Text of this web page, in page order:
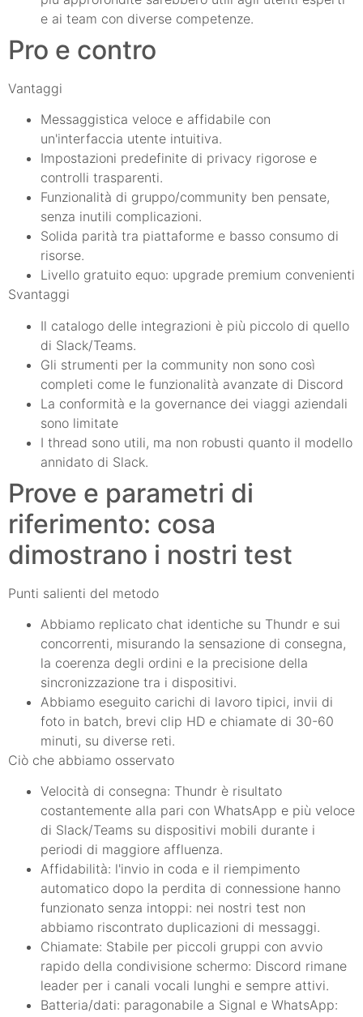
e ai team con diverse competenze.
Pro e contro
Vantaggi
Messaggistica veloce e affidabile con
un'interfaccia utente intuitiva.
Impostazioni predefinite di privacy rigorose e
controlli trasparenti.
Funzionalità di gruppo/community ben pensate,
senza inutili complicazioni.
Solida parità tra piattaforme e basso consumo di
risorse.
Livello gratuito equo: upgrade premium convenienti
Svantaggi
Il catalogo delle integrazioni è più piccolo di quello
di Slack/Teams.
Gli strumenti per la community non sono così
completi come le funzionalità avanzate di Discord
La conformità e la governance dei viaggi aziendali
sono limitate
I thread sono utili, ma non robusti quanto il modello
annidato di Slack.
Prove e parametri di
riferimento: cosa
dimostrano i nostri test
Punti salienti del metodo
Abbiamo replicato chat identiche su Thundr e sui
concorrenti, misurando la sensazione di consegna,
la coerenza degli ordini e la precisione della
sincronizzazione tra i dispositivi.
Abbiamo eseguito carichi di lavoro tipici, invii di
foto in batch, brevi clip HD e chiamate di 30-60
minuti, su diverse reti.
Ciò che abbiamo osservato
Velocità di consegna: Thundr è risultato
costantemente alla pari con WhatsApp e più veloce
di Slack/Teams su dispositivi mobili durante i
periodi di maggiore affluenza.
Affidabilità: l'invio in coda e il riempimento
automatico dopo la perdita di connessione hanno
funzionato senza intoppi: nei nostri test non
abbiamo riscontrato duplicazioni di messaggi.
Chiamate: Stabile per piccoli gruppi con avvio
rapido della condivisione schermo: Discord rimane
leader per i canali vocali lunghi e sempre attivi.
Batteria/dati: paragonabile a Signal e WhatsApp: